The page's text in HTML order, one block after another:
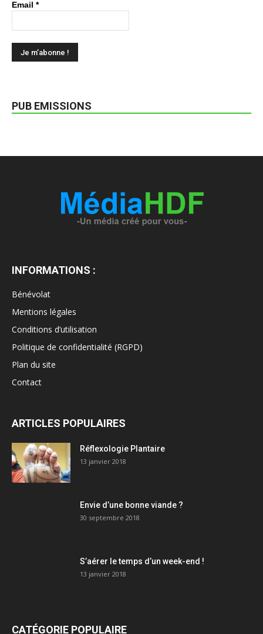
Email *
PUB EMISSIONS
INFORMATIONS :
Bénévolat
Mentions légales
Conditions d’utilisation
Politique de confidentialité (RGPD)
Plan du site
Contact
ARTICLES POPULAIRES
Réflexologie Plantaire
13 janvier 2018
Envie d’une bonne viande ?
30 septembre 2018
S’aérer le temps d’un week-end !
13 janvier 2018
CATÉGORIE POPULAIRE